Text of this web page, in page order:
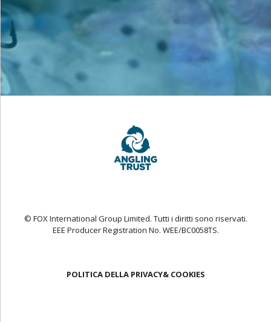
© FOX International Group Limited. Tutti i diritti sono riservati.
EEE Producer Registration No. WEE/BC0058TS.
POLITICA DELLA PRIVACY& COOKIES